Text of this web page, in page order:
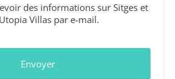
des informations sur Sitges et
Villas par e-mail.
Envoyer